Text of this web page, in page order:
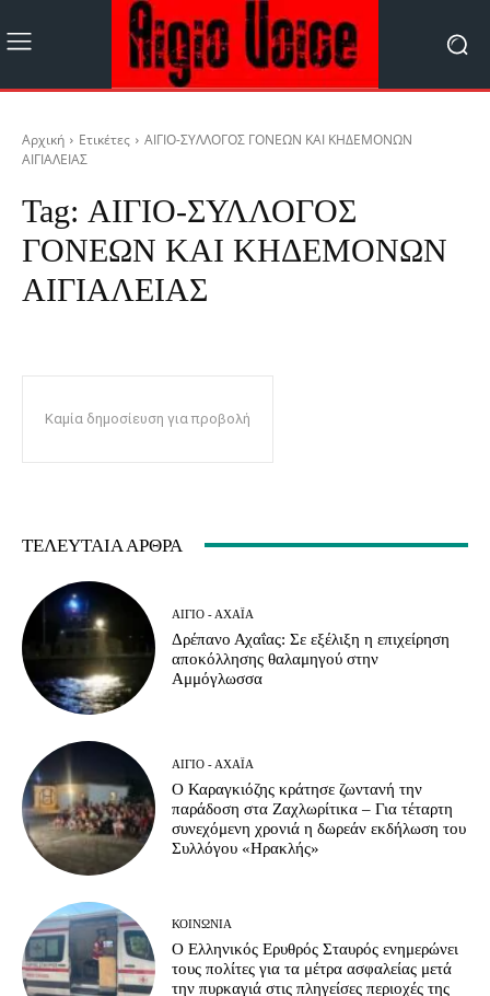
Αρχική Ετικέτες
ΑΙΓΙΟ-ΣΥΛΛΟΓΟΣ ΓΟΝΕΩΝ ΚΑΙ ΚΗΔΕΜΟΝΩΝ
ΑΙΓΙΑΛΕΙΑΣ
Tag: ΑΙΓΙΟ-ΣΥΛΛΟΓΟΣ
ΓΟΝΕΩΝ ΚΑΙ ΚΗΔΕΜΟΝΩΝ
ΑΙΓΙΑΛΕΙΑΣ
Καμία δημοσίευση για προβολή
ΤΕΛΕΥΤΑΊΑ ΆΡΘΡΑ
ΑΊΓΙΟ - ΑΧΑΪ́Α
Δρέπανο Αχαΐας: Σε εξέλιξη η επιχείρηση
αποκόλλησης θαλαμηγού στην
Αμμόγλωσσα
ΑΊΓΙΟ - ΑΧΑΪ́Α
Ο Καραγκιόζης κράτησε ζωντανή την
παράδοση στα Ζαχλωρίτικα – Για τέταρτη
συνεχόμενη χρονιά η δωρεάν εκδήλωση του
Συλλόγου «Ηρακλής»
ΚΟΙΝΩΝΊΑ
Ο Ελληνικός Ερυθρός Σταυρός ενημερώνει
τους πολίτες για τα μέτρα ασφαλείας μετά
την πυρκαγιά στις πληγείσες περιοχές της